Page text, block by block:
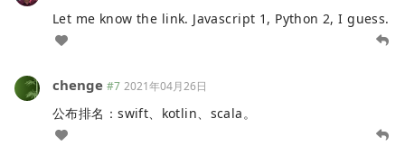
Let me know the link. Javascript 1, Python 2, I guess.
chenge #7 2021年04月26日
公布排名：swift、kotlin、scala。